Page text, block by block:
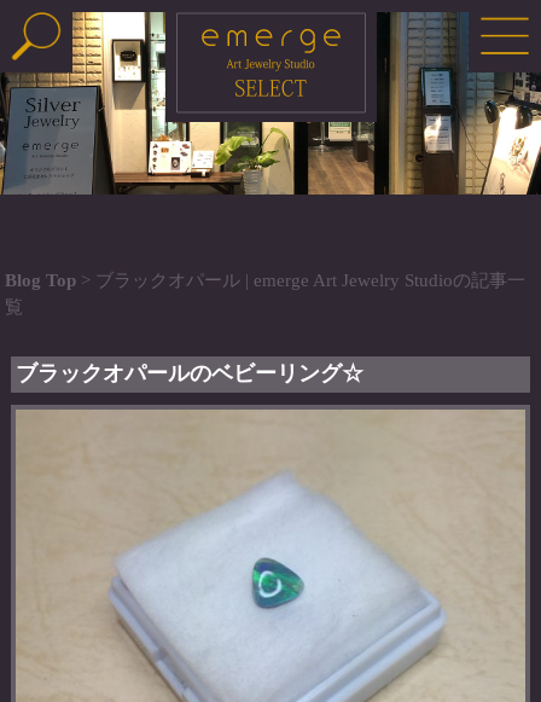
Blog Top > ブラックオパール | emerge Art Jewelry Studioの記事一
覧
ブラックオパールのベビーリング☆